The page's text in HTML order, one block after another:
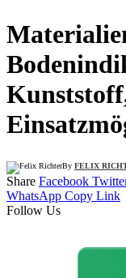
By FELIX
Share Facebook
WhatsApp Copy Link
Follow Us